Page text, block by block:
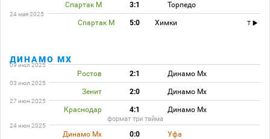
Спартак М 3:1 Торпедо
24 мая 2025
Спартак М 5:0 Химки T
ДИНАМО МХ
09 июл 2025
Ростов 2:1 Динамо Мх
03 июл 2025
Зенит 2:0 Динамо Мх
27 июн 2025
Краснодар 4:1 Динамо Мх
формат три тайма
24 июн 2025
Динамо Мх 0:0 Уфа